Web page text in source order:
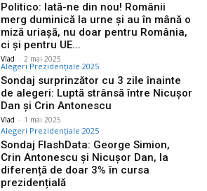
Politico: Iată-ne din nou! Românii
merg duminică la urne și au în mână o
miză uriașă, nu doar pentru România,
ci și pentru UE...
Vlad - 2 mai 2025
Alegeri Prezidențiale 2025
Sondaj surprinzător cu 3 zile înainte
de alegeri: Luptă strânsă între Nicușor
Dan și Crin Antonescu
Vlad - 1 mai 2025
Alegeri Prezidențiale 2025
Sondaj FlashData: George Simion,
Crin Antonescu și Nicușor Dan, la
diferență de doar 3% în cursa
prezidențială